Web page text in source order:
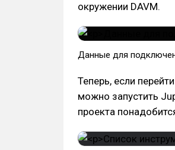
окружении DAVM.
Данные для
Теперь, если
можно запустить
проекта